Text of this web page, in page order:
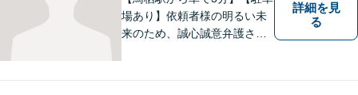
場あり】依頼者様の明るい未
来のため、誠心誠意弁護させ
す。インターネット／刑事／
詳細を見
る